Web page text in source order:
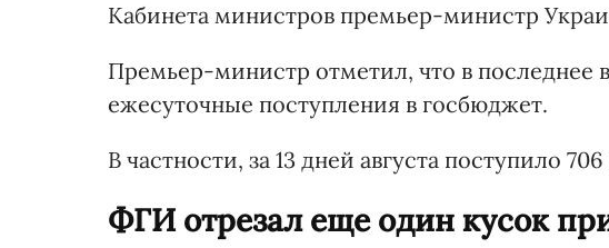
Кабинета министров премьер-министр
Премьер-министр отметил, что в последнее
ежесуточные поступления в госбюджет.
В частности, за 13 дней августа поступило
ФГИ отрезал еще один кусок